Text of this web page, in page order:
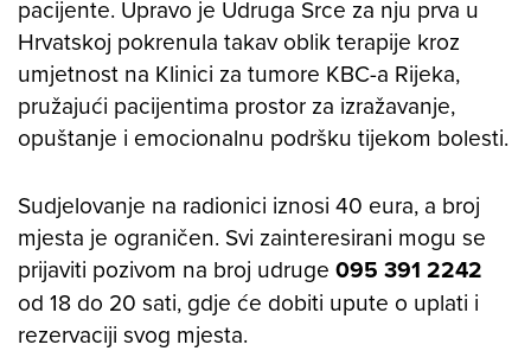
pacijente. Upravo je Udruga Srce za nju prva u
Hrvatskoj pokrenula takav oblik terapije kroz
umjetnost na Klinici za tumore KBC-a Rijeka,
pružajući pacijentima prostor za izražavanje,
opuštanje i emocionalnu podršku tijekom bolesti.
Sudjelovanje na radionici iznosi 40 eura, a broj
mjesta je ograničen. Svi zainteresirani mogu se
prijaviti pozivom na broj udruge 095 391 2242
od 18 do 20 sati, gdje će dobiti upute o uplati i
rezervaciji svog mjesta.